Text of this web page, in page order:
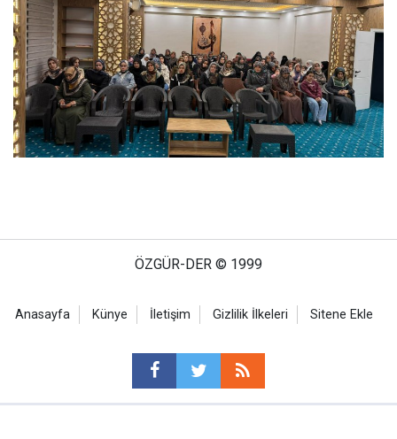
ÖZGÜR-DER © 1999
Anasayfa Künye İletişim Gizlilik İlkeleri Sitene Ekle